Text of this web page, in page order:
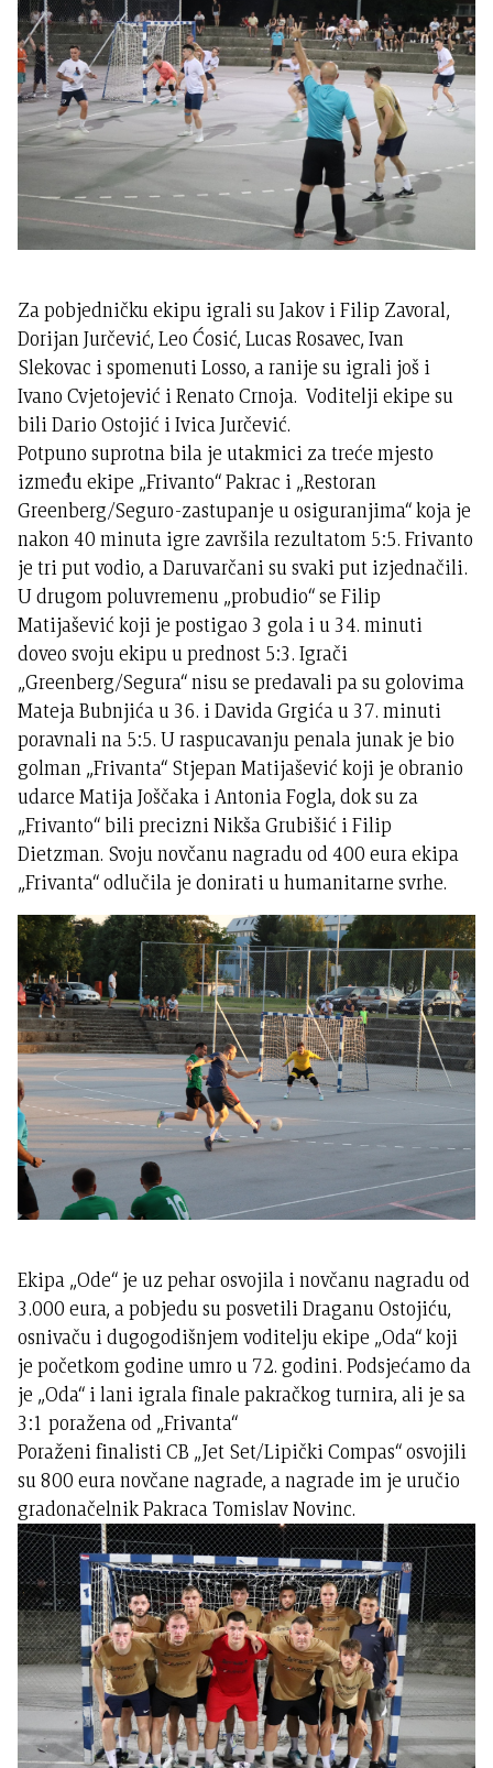
Za pobjedničku ekipu igrali su Jakov i Filip Zavoral,
Dorijan Jurčević, Leo Ćosić, Lucas Rosavec, Ivan
Slekovac i spomenuti Losso, a ranije su igrali još i
Ivano Cvjetojević i Renato Crnoja. Voditelji ekipe su
bili Dario Ostojić i Ivica Jurčević.
Potpuno suprotna bila je utakmici za treće mjesto
između ekipe „Frivanto“ Pakrac i „Restoran
Greenberg/Seguro-zastupanje u osiguranjima“ koja je
nakon 40 minuta igre završila rezultatom 5:5. Frivanto
je tri put vodio, a Daruvarčani su svaki put izjednačili.
U drugom poluvremenu „probudio“ se Filip
Matijašević koji je postigao 3 gola i u 34. minuti
doveo svoju ekipu u prednost 5:3. Igrači
„Greenberg/Segura“ nisu se predavali pa su golovima
Mateja Bubnjića u 36. i Davida Grgića u 37. minuti
poravnali na 5:5. U raspucavanju penala junak je bio
golman „Frivanta“ Stjepan Matijašević koji je obranio
udarce Matija Joščaka i Antonia Fogla, dok su za
„Frivanto“ bili precizni Nikša Grubišić i Filip
Dietzman. Svoju novčanu nagradu od 400 eura ekipa
„Frivanta“ odlučila je donirati u humanitarne svrhe.
Ekipa „Ode“ je uz pehar osvojila i novčanu nagradu od
3.000 eura, a pobjedu su posvetili Draganu Ostojiću,
osnivaču i dugogodišnjem voditelju ekipe „Oda“ koji
je početkom godine umro u 72. godini. Podsjećamo da
je „Oda“ i lani igrala finale pakračkog turnira, ali je sa
3:1 poražena od „Frivanta“
Poraženi finalisti CB „Jet Set/Lipički Compas“ osvojili
su 800 eura novčane nagrade, a nagrade im je uručio
gradonačelnik Pakraca Tomislav Novinc.